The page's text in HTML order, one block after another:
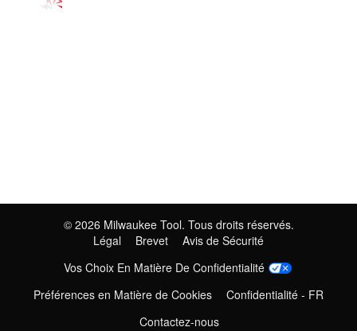
© 2026 Milwaukee Tool. Tous droits réservés.
Légal
Brevet
Avis de Sécurité
Vos Choix En Matière De Confidentialité
Préférences en Matière de Cookies
Confidentialité - FR
Contactez-nous